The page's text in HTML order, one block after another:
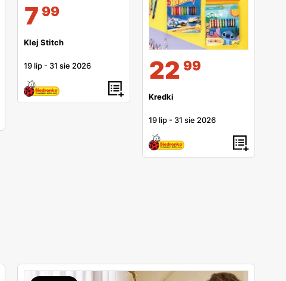
7 99
Klej Stitch
19 lip - 31 sie 2026 22 99
Kredki
19 lip - 31 sie 2026